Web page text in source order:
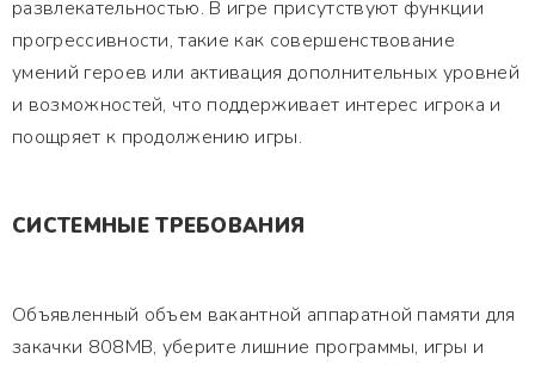
развлекательностью. В игре присутствуют функции
прогрессивности, такие как совершенствование
умений героев или активация дополнительных уровней
и возможностей, что поддерживает интерес игрока и
поощряет к продолжению игры.
СИСТЕМНЫЕ ТРЕБОВАНИЯ
Объявленный объем вакантной аппаратной памяти для
закачки 808MB, уберите лишние программы, игры и